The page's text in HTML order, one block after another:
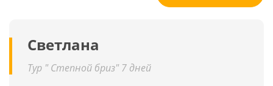
Светлана
Тур " Степной бриз" 7 дней